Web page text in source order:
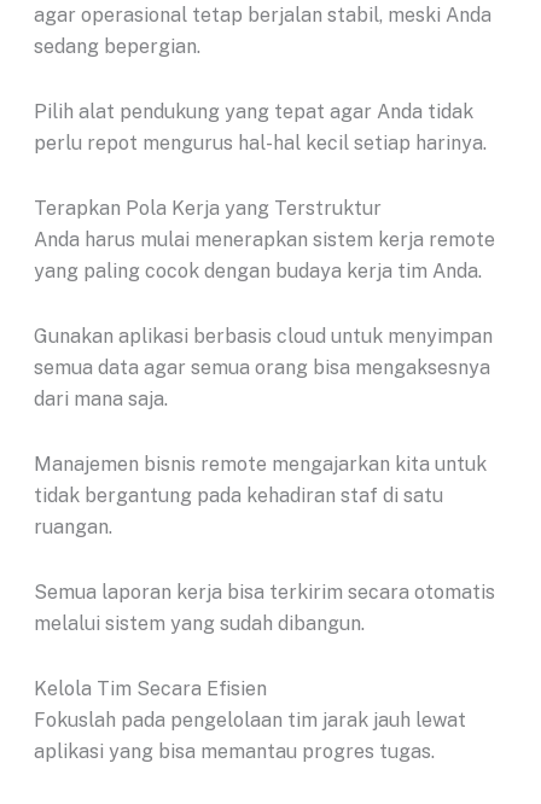
agar operasional tetap berjalan stabil, meski Anda
sedang bepergian.
Pilih alat pendukung yang tepat agar Anda tidak
perlu repot mengurus hal-hal kecil setiap harinya.
Terapkan Pola Kerja yang Terstruktur
Anda harus mulai menerapkan sistem kerja remote
yang paling cocok dengan budaya kerja tim Anda.
Gunakan aplikasi berbasis cloud untuk menyimpan
semua data agar semua orang bisa mengaksesnya
dari mana saja.
Manajemen bisnis remote mengajarkan kita untuk
tidak bergantung pada kehadiran staf di satu
ruangan.
Semua laporan kerja bisa terkirim secara otomatis
melalui sistem yang sudah dibangun.
Kelola Tim Secara Efisien
Fokuslah pada pengelolaan tim jarak jauh lewat
aplikasi yang bisa memantau progres tugas.